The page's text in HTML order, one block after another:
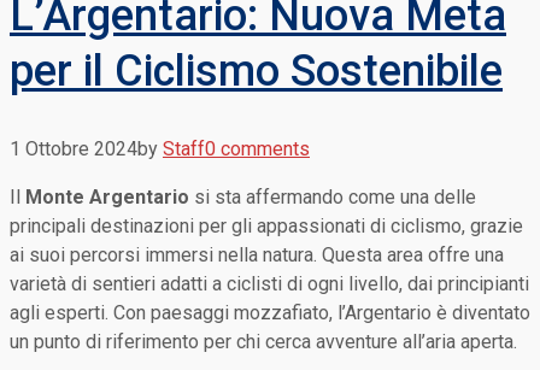
L’Argentario: Nuova Meta
per il Ciclismo Sostenibile
1 Ottobre 2024by Staff0 comments
Il Monte Argentario si sta affermando come una delle
principali destinazioni per gli appassionati di ciclismo, grazie
ai suoi percorsi immersi nella natura. Questa area offre una
varietà di sentieri adatti a ciclisti di ogni livello, dai principianti
agli esperti. Con paesaggi mozzafiato, l’Argentario è diventato
un punto di riferimento per chi cerca avventure all’aria aperta.